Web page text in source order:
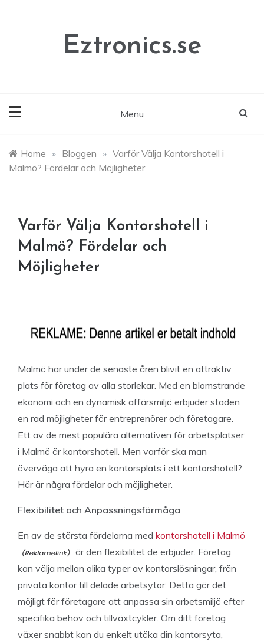
Eztronics.se
Menu
Home » Bloggen » Varför Välja Kontorshotell i
Malmö? Fördelar och Möjligheter
Varför Välja Kontorshotell i
Malmö? Fördelar och
Möjligheter
Malmö har under de senaste åren blivit en attraktiv
plats för företag av alla storlekar. Med en blomstrande
ekonomi och en dynamisk affärsmiljö erbjuder staden
en rad möjligheter för entreprenörer och företagare.
Ett av de mest populära alternativen för arbetsplatser
i Malmö är kontorshotell. Men varför ska man
överväga att hyra en kontorsplats i ett kontorshotell?
Här är några fördelar och möjligheter.
Flexibilitet och Anpassningsförmåga
En av de största fördelarna med kontorshotell i Malmö
är den flexibilitet de erbjuder. Företag
kan välja mellan olika typer av kontorslösningar, från
privata kontor till delade arbetsytor. Detta gör det
möjligt för företagare att anpassa sin arbetsmiljö efter
specifika behov och tillväxtcykler. Om ditt företag
växer snabbt kan du enkelt utöka din kontorsyta,